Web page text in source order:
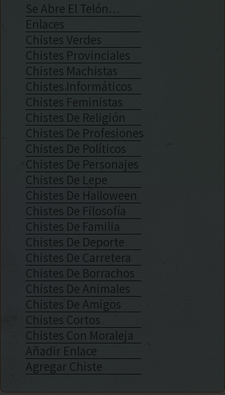
Se Abre El Telón…
Enlaces
Chistes Verdes
Chistes Provinciales
Chistes Machistas
Chistes Informáticos
Chistes Feministas
Chistes De Religión
Chistes De Profesiones
Chistes De Políticos
Chistes De Personajes
Chistes De Lepe
Chistes De Halloween
Chistes De Filosofía
Chistes De Familia
Chistes De Deporte
Chistes De Carretera
Chistes De Borrachos
Chistes De Animales
Chistes De Amigos
Chistes Cortos
Chistes Con Moraleja
Añadir Enlace
Agregar Chiste